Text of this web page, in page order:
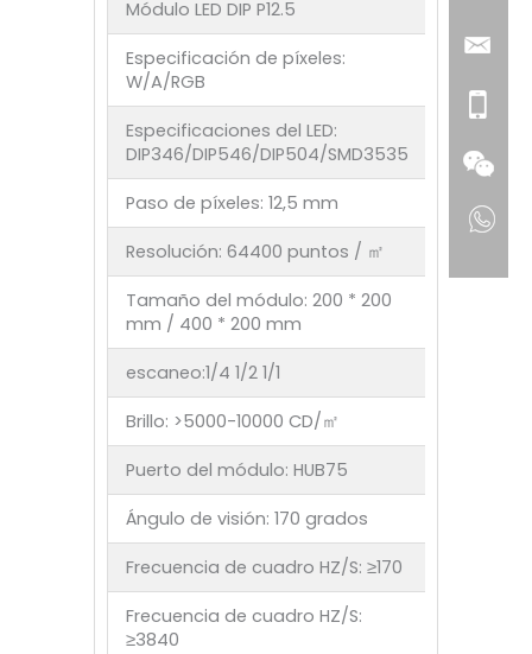
Módulo LED DIP P12.5
Especificación de píxeles:
W/A/RGB
Especificaciones del LED:
DIP346/DIP546/DIP504/SMD3535
Paso de píxeles: 12,5 mm
Resolución: 64400 puntos / ㎡
Tamaño del módulo: 200 * 200
mm / 400 * 200 mm
escaneo:1/4 1/2 1/1
Brillo: >5000-10000 CD/㎡
Puerto del módulo: HUB75
Ángulo de visión: 170 grados
Frecuencia de cuadro HZ/S: ≥170
Frecuencia de cuadro HZ/S:
≥3840